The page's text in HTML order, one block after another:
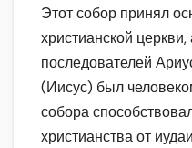
Этот собор принял
христианской
последователей
(Иисус) был
собора
христианства от